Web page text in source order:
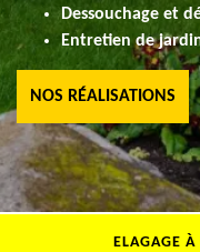
Dessouchage et
Entretien de
NOS RÉALISATIONS
ELAGAGE